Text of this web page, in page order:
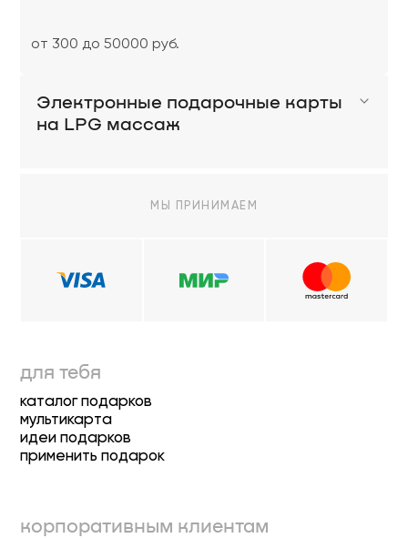
от 300 до 50000 руб.
Электронные подарочные карты
на LPG массаж
МЫ ПРИНИМАЕМ
для тебя
каталог подарков
мультикарта
идеи подарков
применить подарок
корпоративным клиентам